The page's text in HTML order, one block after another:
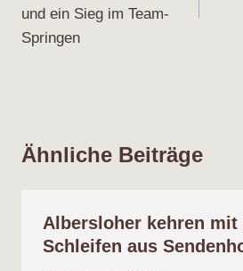
und ein Sieg im Team-
Springen
Ähnliche Beiträge
Albersloher kehren mit
Schleifen aus